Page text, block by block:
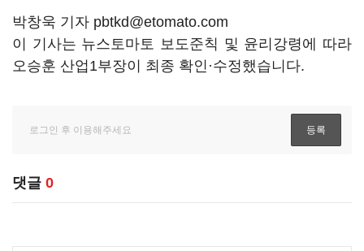
박창욱 기자 pbtkd@etomato.com
이 기사는 뉴스토마토 보도준칙 및 윤리강령에 따라
오승훈 산업1부장이 최종 확인·수정했습니다.
댓글 0